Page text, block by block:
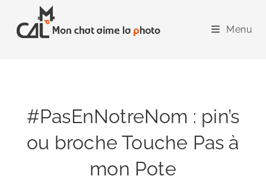
content
Menu
#PasEnNotreNom : pin’s
ou broche Touche Pas à
mon Pote